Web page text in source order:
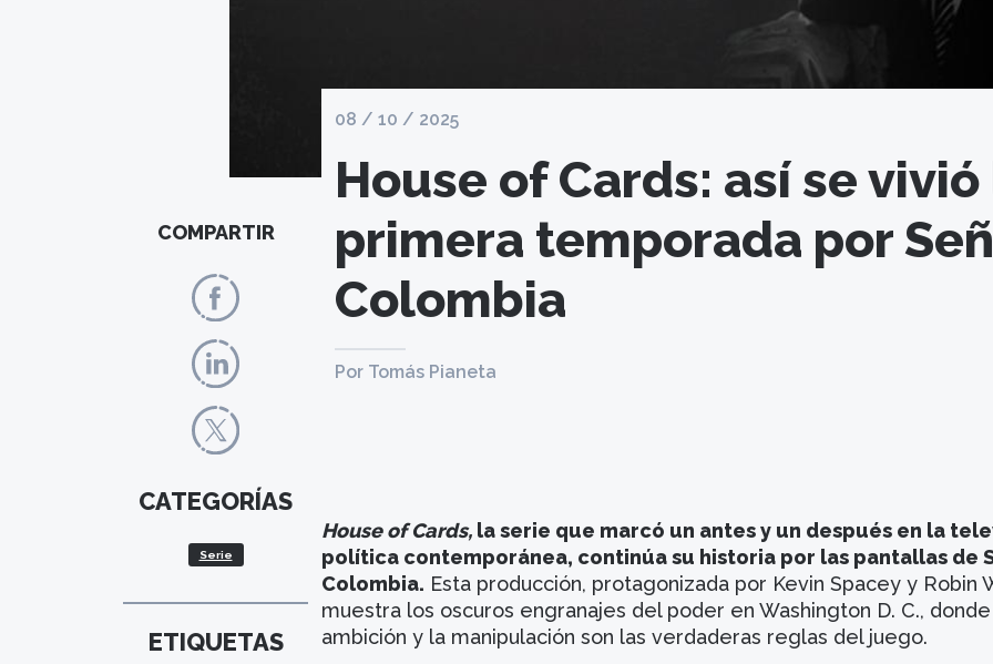
COMPARTIR
CATEGORÍAS
Serie
ETIQUETAS
08 / 10 / 2025
House of Cards: así se vivió
primera temporada por
Colombia
Por Tomás Pianeta
House of Cards, la serie que marcó un antes y un después en la
política contemporánea, continúa su historia por las pantallas de
Colombia. Esta producción, protagonizada por Kevin Spacey y Robin
muestra los oscuros engranajes del poder en Washington D. C.,
ambición y la manipulación son las verdaderas reglas del juego.